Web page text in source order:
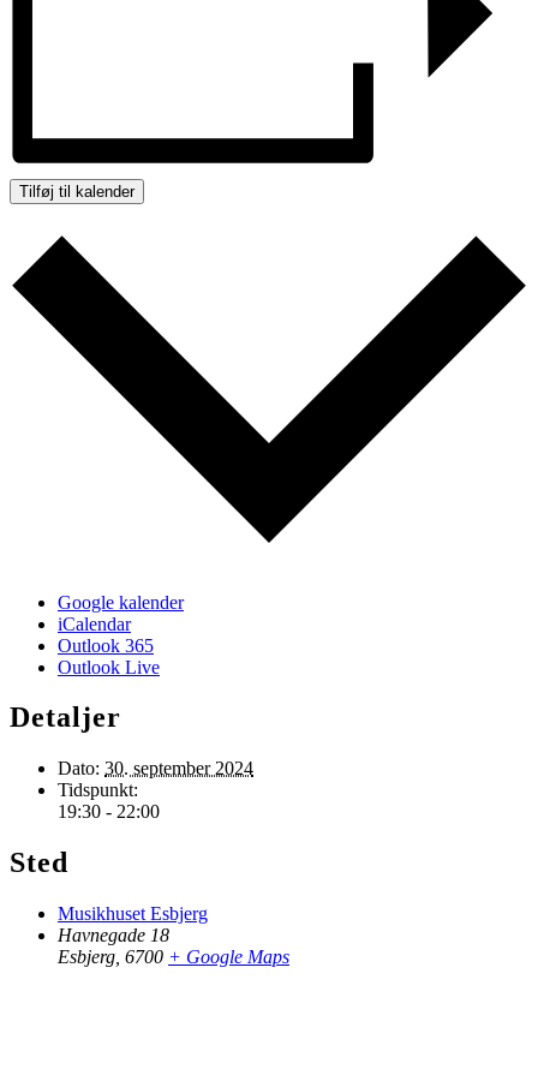
Tilføj til kalender
Google kalender
iCalendar
Outlook 365
Outlook Live
Detaljer
Dato: 30. september 2024
Tidspunkt:
19:30 - 22:00
Sted
Musikhuset Esbjerg
Havnegade 18
Esbjerg 6700 + Google Maps